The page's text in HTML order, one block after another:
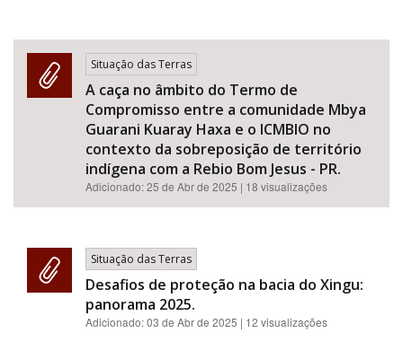
Situação das Terras
A caça no âmbito do Termo de
Compromisso entre a comunidade Mbya
Guarani Kuaray Haxa e o ICMBIO no
contexto da sobreposição de território
indígena com a Rebio Bom Jesus - PR.
Adicionado:25 de Abr de 2025 | 18 visualizações
Situação das Terras
Desafios de proteção na bacia do Xingu:
panorama 2025.
Adicionado:03 de Abr de 2025 | 12 visualizações